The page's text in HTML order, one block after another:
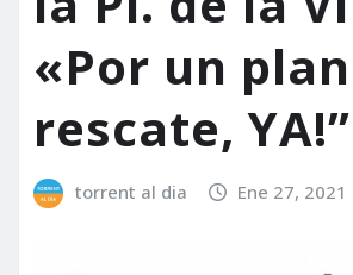
«Por un
rescate, YA!”
torrent al dia Ene 27, 2021